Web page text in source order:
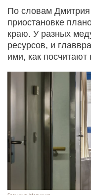
По словам
приостановке
краю. У разных
ресурсов, и
ими, как